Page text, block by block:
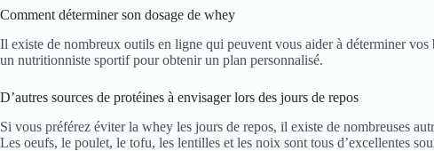
Comment déterminer son dosage de whey
Il existe de nombreux outils en ligne qui peuvent vous aider à déterminer
un nutritionniste sportif pour obtenir un plan personnalisé.
D’autres sources de protéines à envisager lors des jours de repos
Si vous préférez éviter la whey les jours de repos, il existe de nombreuses
Les oeufs, le poulet, le tofu, les lentilles et les noix sont tous d’excellentes